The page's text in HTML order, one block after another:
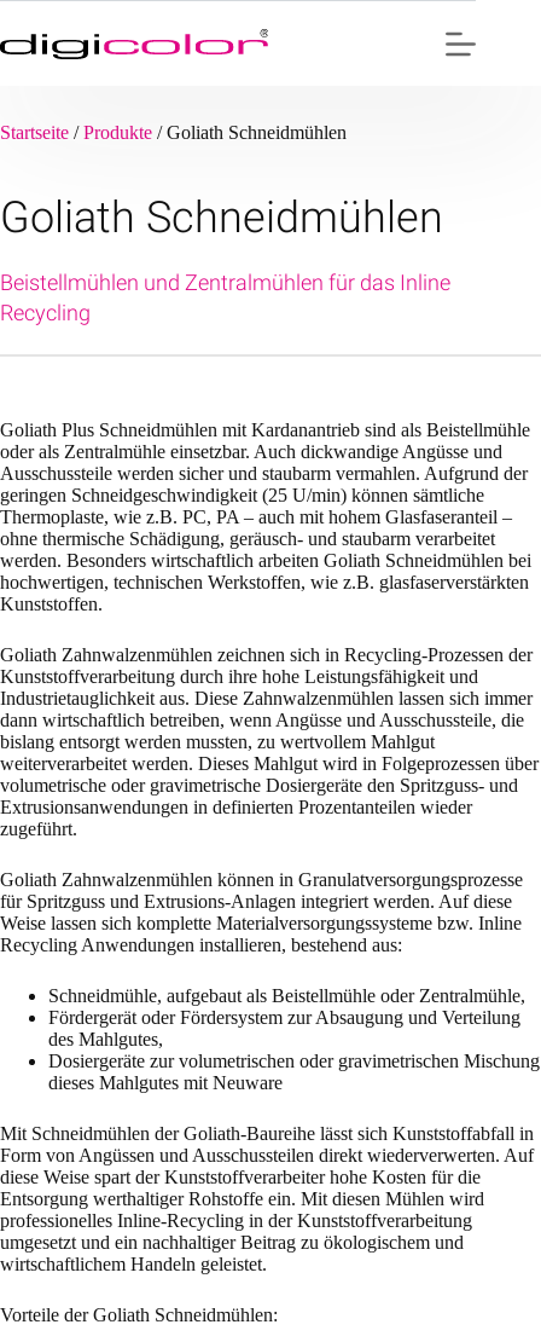
Inhalt
springen
Startseite /Produkte /Goliath Schneidmühlen
Goliath Schneidmühlen
Beistellmühlen und Zentralmühlen für das Inline
Recycling
Goliath Plus Schneidmühlen mit Kardanantrieb sind als Beistellmühle
oder als Zentralmühle einsetzbar. Auch dickwandige Angüsse und
Ausschussteile werden sicher und staubarm vermahlen. Aufgrund der
geringen Schneidgeschwindigkeit (25 U/min) können sämtliche
Thermoplaste, wie z.B. PC, PA – auch mit hohem Glasfaseranteil –
ohne thermische Schädigung, geräusch- und staubarm verarbeitet
werden. Besonders wirtschaftlich arbeiten Goliath Schneidmühlen bei
hochwertigen, technischen Werkstoffen, wie z.B. glasfaserverstärkten
Kunststoffen.
Goliath Zahnwalzenmühlen zeichnen sich in Recycling-Prozessen der
Kunststoffverarbeitung durch ihre hohe Leistungsfähigkeit und
Industrietauglichkeit aus. Diese Zahnwalzenmühlen lassen sich immer
dann wirtschaftlich betreiben, wenn Angüsse und Ausschussteile, die
bislang entsorgt werden mussten, zu wertvollem Mahlgut
weiterverarbeitet werden. Dieses Mahlgut wird in Folgeprozessen über
volumetrische oder gravimetrische Dosiergeräte den Spritzguss- und
Extrusionsanwendungen in definierten Prozentanteilen wieder
zugeführt.
Goliath Zahnwalzenmühlen können in Granulatversorgungsprozesse
für Spritzguss und Extrusions-Anlagen integriert werden. Auf diese
Weise lassen sich komplette Materialversorgungssysteme bzw. Inline
Recycling Anwendungen installieren, bestehend aus:
Schneidmühle, aufgebaut als Beistellmühle oder Zentralmühle,
Fördergerät oder Fördersystem zur Absaugung und Verteilung
des Mahlgutes,
Dosiergeräte zur volumetrischen oder gravimetrischen Mischung
dieses Mahlgutes mit Neuware
Mit Schneidmühlen der Goliath-Baureihe lässt sich Kunststoffabfall in
Form von Angüssen und Ausschussteilen direkt wiederverwerten. Auf
diese Weise spart der Kunststoffverarbeiter hohe Kosten für die
Entsorgung werthaltiger Rohstoffe ein. Mit diesen Mühlen wird
professionelles Inline-Recycling in der Kunststoffverarbeitung
umgesetzt und ein nachhaltiger Beitrag zu ökologischem und
wirtschaftlichem Handeln geleistet.
Vorteile der Goliath Schneidmühlen: